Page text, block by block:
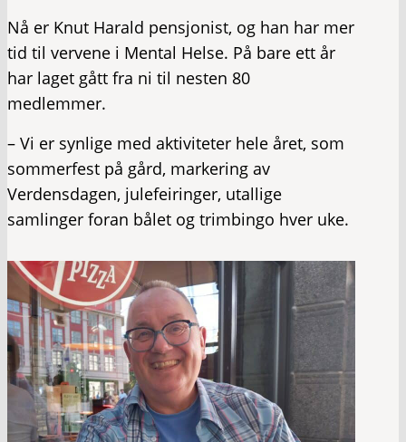
Nå er Knut Harald pensjonist, og han har mer
tid til vervene i Mental Helse. På bare ett år
har laget gått fra ni til nesten 80
medlemmer.
– Vi er synlige med aktiviteter hele året, som
sommerfest på gård, markering av
Verdensdagen, julefeiringer, utallige
samlinger foran bålet og trimbingo hver uke.